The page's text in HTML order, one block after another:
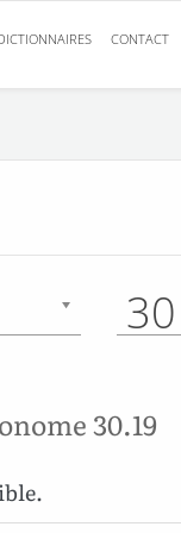
CONTACT
30
30.19